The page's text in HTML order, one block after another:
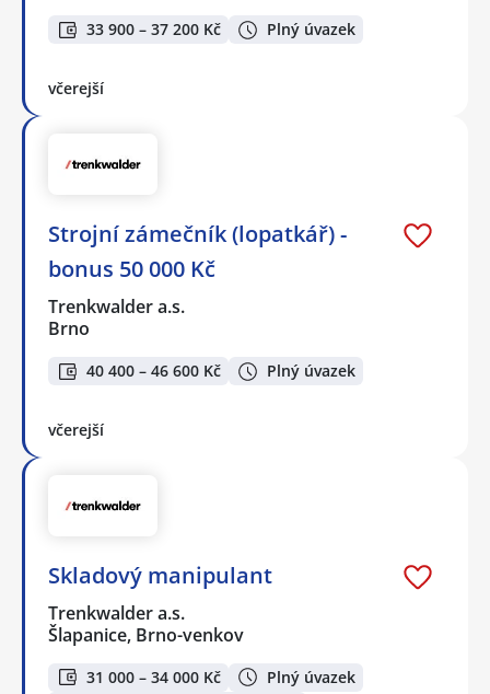
33 900 – 37 200 Kč Plný úvazek
včerejší
Strojní zámečník (lopatkář) -
bonus 50 000 Kč
Trenkwalder a.s.
Brno
40 400 – 46 600 Kč Plný úvazek
včerejší
Skladový manipulant
Trenkwalder a.s.
Šlapanice, Brno-venkov
31 000 – 34 000 Kč
Plný úvazek